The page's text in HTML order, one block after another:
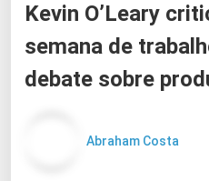
Kevin O’Leary
semana de
debate sobre
Abraham Costa